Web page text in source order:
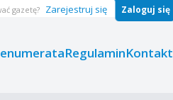
RegulaminKontakt
gazetę? Zarejestruj się Zaloguj się